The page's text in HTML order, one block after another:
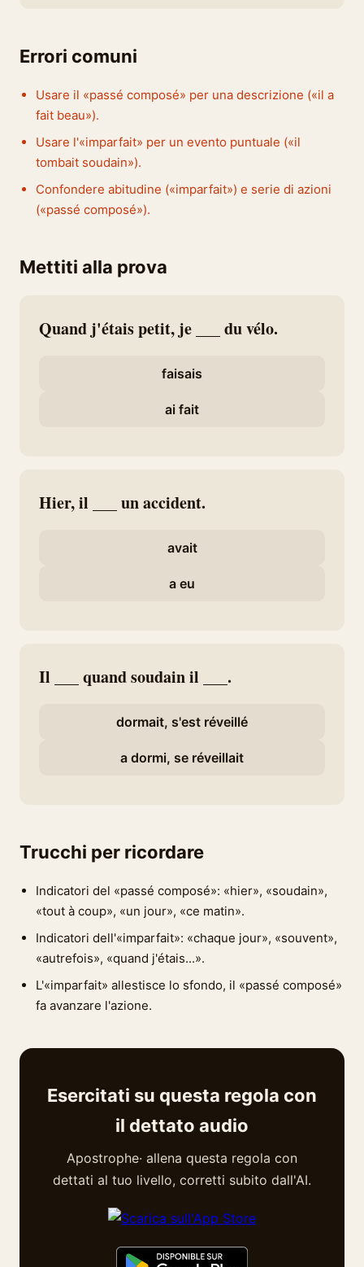
Errori comuni
Usare il «passé composé» per una descrizione («il a
fait beau»).
Usare l'«imparfait» per un evento puntuale («il
tombait soudain»).
Confondere abitudine («imparfait») e serie di azioni
(«passé composé»).
Mettiti alla prova
Quand j'étais petit, je ___ du vélo.
faisais
ai fait
Hier, il ___ un accident.
avait
a eu
Il ___ quand soudain il ___.
dormait, s'est réveillé
a dormi, se réveillait
Trucchi per ricordare
Indicatori del «passé composé»: «hier», «soudain»,
«tout à coup», «un jour», «ce matin».
Indicatori dell'«imparfait»: «chaque jour», «souvent»,
«autrefois», «quand j'étais...».
L'«imparfait» allestisce lo sfondo, il «passé composé»
fa avanzare l'azione.
Esercitati su questa regola con
il dettato audio
Apostrophe· allena questa regola con
dettati al tuo livello, corretti subito dall'AI.